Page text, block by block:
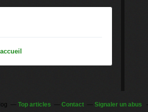
Top articles Contact Signaler un abus